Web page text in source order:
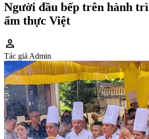
Người đầu bếp trên hành
ẩm thực Việt
person
Tác giả Admin